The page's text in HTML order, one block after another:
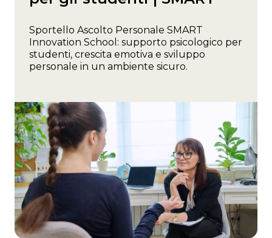
Sportello Ascolto Personale SMART
Innovation School: supporto psicologico per
studenti, crescita emotiva e sviluppo
personale in un ambiente sicuro.